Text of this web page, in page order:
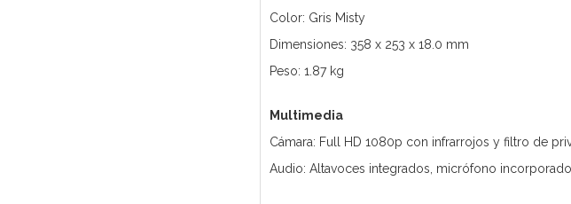
Color: Gris Misty
Dimensiones: 358 x 253 x 18.0 mm
Peso: 1.87 kg
Multimedia
Cámara: Full HD 1080p con infrarrojos y filtro de
Audio: Altavoces integrados, micrófono